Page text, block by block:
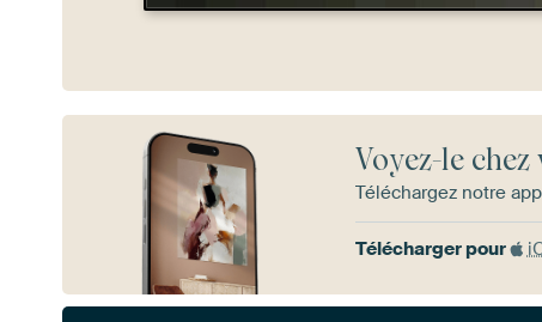
Voyez-le chez
Téléchargez notre
Télécharger pour